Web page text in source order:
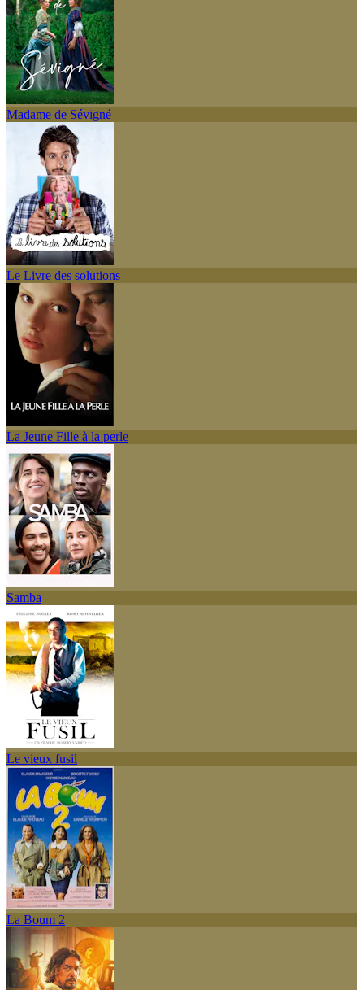
Madame de Sévigné
Le Livre des solutions
La Jeune Fille à la perle
Samba
Le vieux fusil
La Boum 2